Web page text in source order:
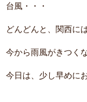
blog
台風・・・
どんどんと、関西に
今から雨風がきつく
今日は、少し早めに